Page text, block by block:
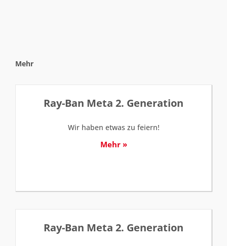
Mehr
Ray-Ban Meta 2. Generation
Wir haben etwas zu feiern!
Mehr »
Ray-Ban Meta 2. Generation